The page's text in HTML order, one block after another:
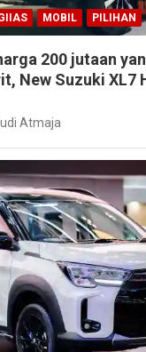
MOBIL PILIHAN
200 jutaan
New Suzuki XL7
Atmaja